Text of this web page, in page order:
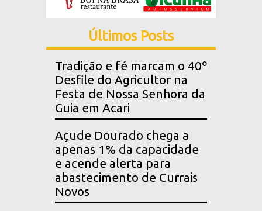
Últimos Posts
Tradição e fé marcam o 40º
Desfile do Agricultor na
Festa de Nossa Senhora da
Guia em Acari
Açude Dourado chega a
apenas 1% da capacidade
e acende alerta para
abastecimento de Currais
Novos